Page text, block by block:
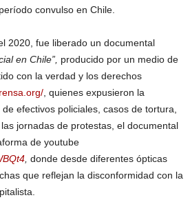
convulso en Chile.
2020, fue liberado un documental
en Chile”, producido por un medio de
con la verdad y los derechos
, quienes expusieron la
efectivos policiales, casos de tortura,
jornadas de protestas, el documental
de youtube
, donde desde diferentes ópticas
que reflejan la disconformidad con la